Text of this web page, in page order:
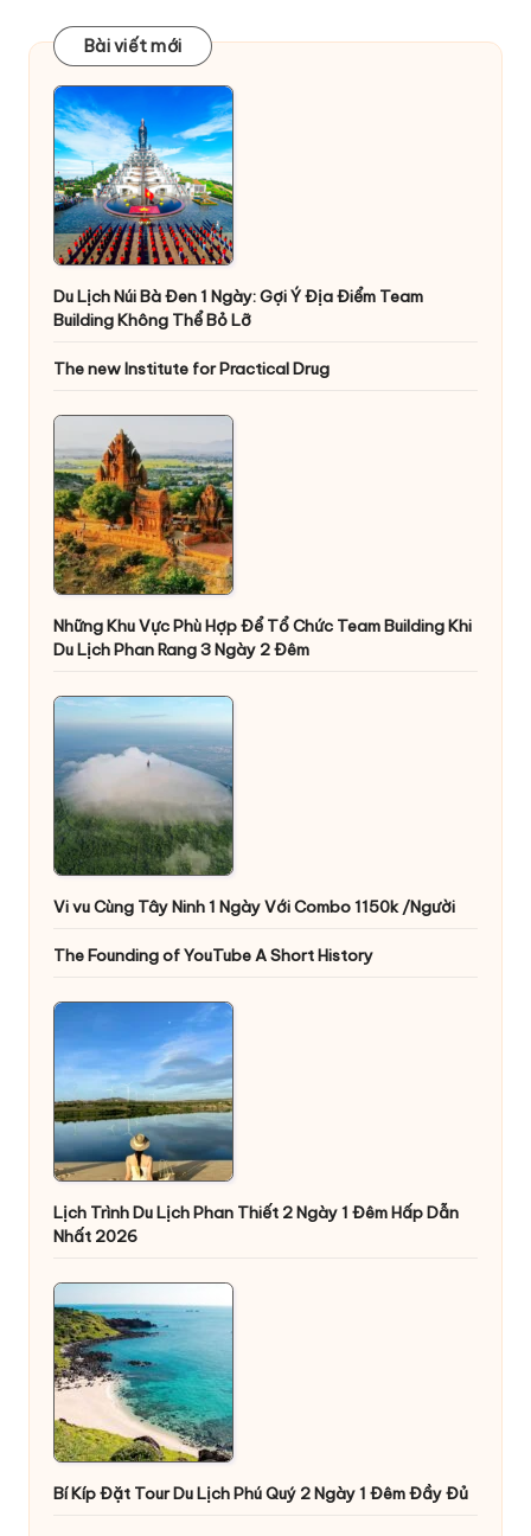
Bài viết mới
Du Lịch Núi Bà Đen 1 Ngày: Gợi Ý Địa Điểm Team
Building Không Thể Bỏ Lỡ
The new Institute for Practical Drug
Những Khu Vực Phù Hợp Để Tổ Chức Team Building Khi
Du Lịch Phan Rang 3 Ngày 2 Đêm
Vi vu Cùng Tây Ninh 1 Ngày Với Combo 1150k /Người
The Founding of YouTube A Short History
Lịch Trình Du Lịch Phan Thiết 2 Ngày 1 Đêm Hấp Dẫn
Nhất 2026
Bí Kíp Đặt Tour Du Lịch Phú Quý 2 Ngày 1 Đêm Đầy Đủ